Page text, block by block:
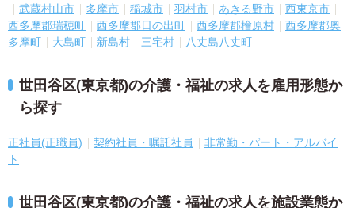
武蔵村山市
多摩市 稲城市 羽村市 あきる野市
西東京市
西多摩郡瑞穂町
西多摩郡日の出町 西多摩郡檜原村
西多摩郡奥
多摩町
大島町 新島村 三宅村 八丈島八丈町
世田谷区(東京都)の介護・福祉の求人を雇用形態か
ら探す
正社員(正職員) 契約社員・嘱託社員
非常勤・パート・アルバイ
ト
世田谷区(東京都)の介護・福祉の求人を施設業態か